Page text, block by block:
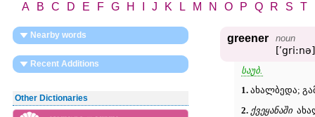
A B C D E F G H J K L M N O P Q R S T
Nearby words
Recent Additions
Other Dictionaries
greener noun
[ʹgri:nə]
საუბ.
1.ახალბედა;
2. ქვეყანაში